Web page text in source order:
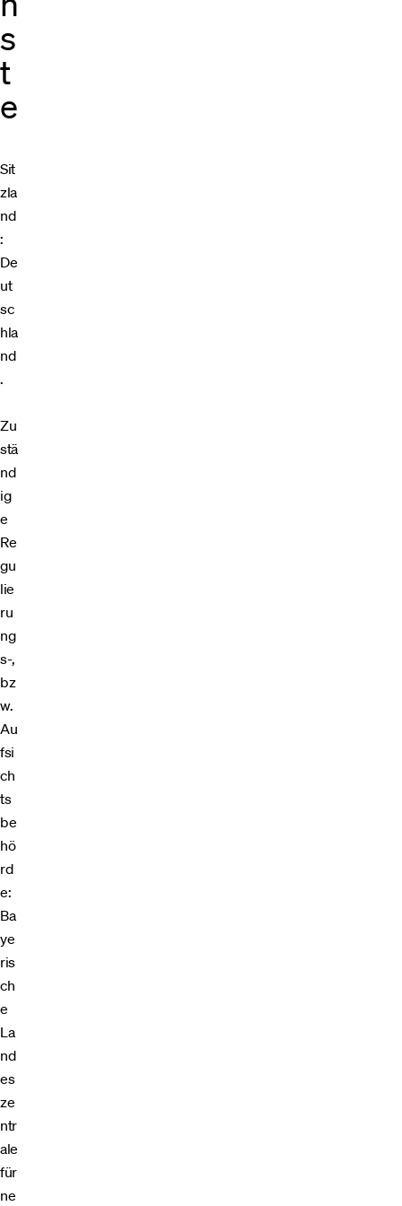
s
t
e
Sit
zla
nd
:
De
ut
sc
hla
nd
.
Zu
stä
nd
ig
e
Re
gu
lie
ru
ng
s-,
bz
w.
Au
fsi
ch
ts
be
hö
rd
e:
Ba
ye
ris
ch
e
La
nd
es
ze
ntr
ale
für
ne